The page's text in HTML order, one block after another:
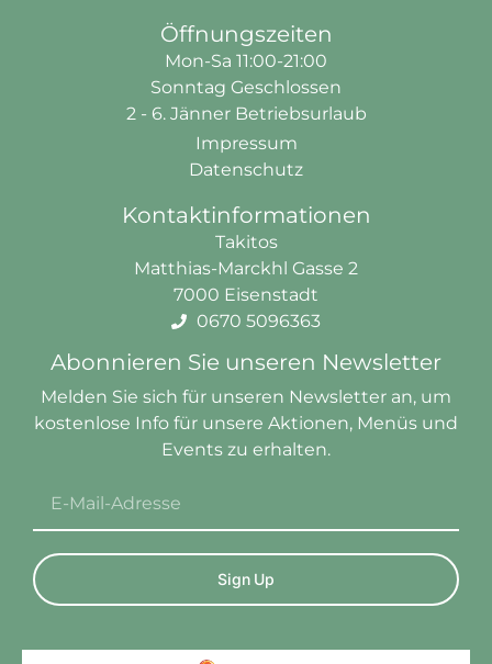
Öffnungszeiten
Mon-Sa 11:00-21:00
Sonntag Geschlossen
2 - 6. Jänner Betriebsurlaub
Impressum
Datenschutz
Kontaktinformationen
Takitos
Matthias-Marckhl Gasse 2
7000 Eisenstadt
0670 5096363
Abonnieren Sie unseren Newsletter
Melden Sie sich für unseren Newsletter an, um
kostenlose Info für unsere Aktionen, Menüs und
Events zu erhalten.
Sign Up